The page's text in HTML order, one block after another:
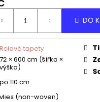
DO
Rolové tapety
72 × 600 cm (šířka ×
výška)
po 110 cm
vlies (non-woven)